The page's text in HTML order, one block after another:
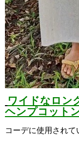
ワイドなロ
ヘンプコット
コーデに使用されて